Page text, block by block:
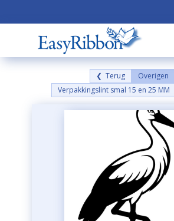
❮ Terug
Overigen
Verpakkingslint smal 15 en 25 MM